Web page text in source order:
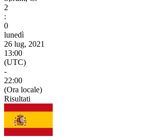
2
:
0
lunedì
26 lug, 2021
13:00
(UTC)
-
22:00
(Ora locale)
Risultati